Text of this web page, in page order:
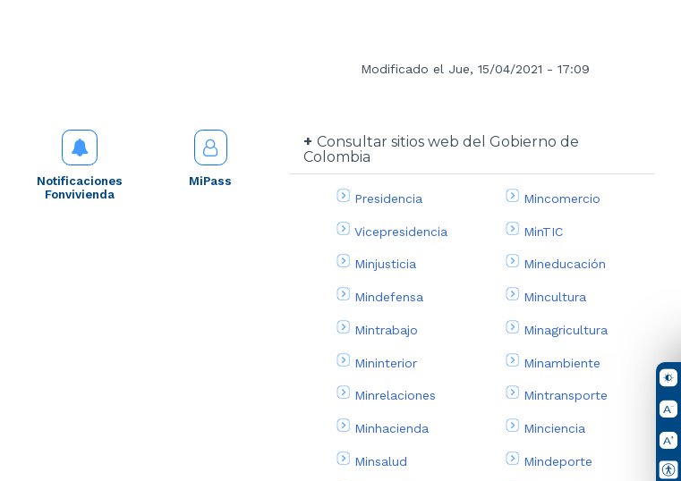
Modificado el Jue, 15/04/2021 - 17:09
Notificaciones
Fonvivienda
MiPass
Consultar sitios web del Gobierno de
Colombia
Presidencia
Vicepresidencia
Minjusticia
Mindefensa
Mintrabajo
Mininterior
Minrelaciones
Minhacienda
Minsalud
Mincomercio
MinTIC
Mineducación
Mincultura
Minagricultura
Minambiente
Mintransporte
Minciencia
Mindeporte